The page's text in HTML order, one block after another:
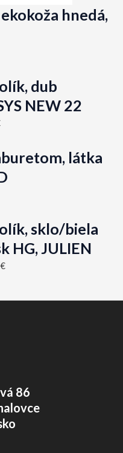
hnedá,
dub
NEW 22
látka
sklo/biela
HG, JULIEN
€
86